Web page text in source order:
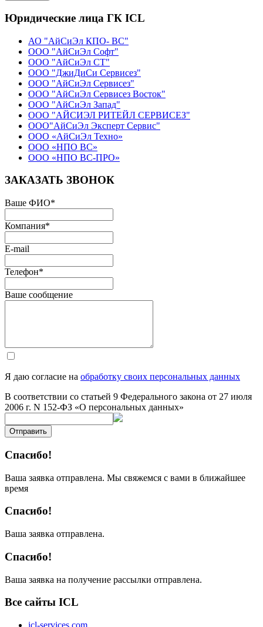
Юридические лица ГК ICL
АО "АйСиЭл КПО- ВС"
ООО "АйСиЭл Софт"
ООО "АйСиЭл СТ"
ООО "ДжиДиСи Сервисез"
ООО "АйСиЭл Сервисез"
ООО "АйСиЭл Сервисез Восток"
ООО "АйСиЭл Запад"
ООО "АЙСИЭЛ РИТЕЙЛ СЕРВИСЕЗ"
ООО"АйСиЭл Эксперт Сервис"
ООО «АйСиЭл Техно»
ООО «НПО ВС»
ООО «НПО ВС-ПРО»
ЗАКАЗАТЬ ЗВОНОК
Ваше ФИО*
Компания*
E-mail
Телефон*
Ваше сообщение
Я даю согласие на обработку своих персональных данных
В соответствии со статьей 9 Федерального закона от 27 июля
2006 г. N 152-ФЗ «О персональных данных»
Отправить
Спасибо!
Ваша заявка отправлена. Мы свяжемся с вами в ближайшее
время
Спасибо!
Ваша заявка отправлена.
Спасибо!
Ваша заявка на получение рассылки отправлена.
Все сайты ICL
icl-services.com